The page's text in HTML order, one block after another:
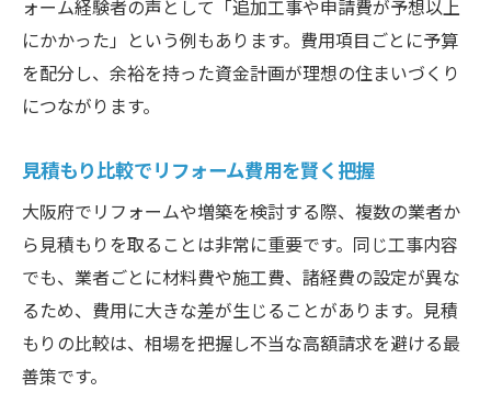
リフォーム費用比較で失敗しないための視
点
相場を理解し希望に合ったリフォームを実
理想の住まいへ導く増築リフォーム計画術
増築リフォーム計画で理想の空間を創る方
法
リフォーム成功に欠かせない具体的な予算
設計
生活ニーズに合わせた増築アイデアと費用
ォーム経験者の声として「追加工事や申請費が予想以上
にかかった」という例もあります。費用項目ごとに予算
を配分し、余裕を持った資金計画が理想の住まいづくり
につながります。
見積もり比較でリフォーム費用を賢く把握
大阪府でリフォームや増築を検討する際、複数の業者か
ら見積もりを取ることは非常に重要です。同じ工事内容
でも、業者ごとに材料費や施工費、諸経費の設定が異な
るため、費用に大きな差が生じることがあります。見積
もりの比較は、相場を把握し不当な高額請求を避ける最
善策です。